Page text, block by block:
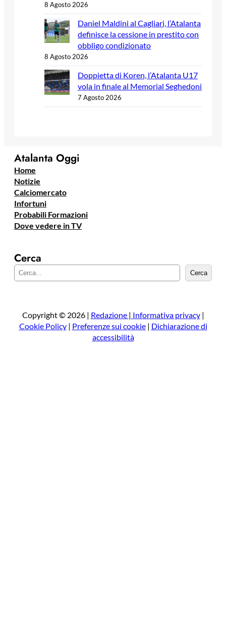
8 Agosto 2026
Daniel Maldini al Cagliari, l’Atalanta
definisce la cessione in prestito con
obbligo condizionato
8 Agosto 2026
Doppietta di Koren, l’Atalanta U17
vola in finale al Memorial Seghedoni
7 Agosto 2026
Atalanta Oggi
Home
Notizie
Calciomercato
Infortuni
Probabili Formazioni
Dove vedere in TV
Cerca
e
a
Cerca
Copyright © 2026 | Redazione | Informativa privacy|
Cookie Policy| Preferenze sui cookie| Dichiarazione di
accessibilità